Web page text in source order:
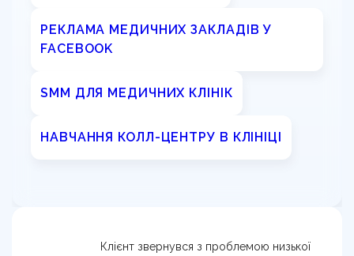
РЕКЛАМА МЕДИЧНИХ ЗАКЛАДІВ У
FACEBOOK
SMM ДЛЯ МЕДИЧНИХ КЛІНІК
НАВЧАННЯ КОЛЛ-ЦЕНТРУ В КЛІНІЦІ
Клієнт звернувся з проблемою низької